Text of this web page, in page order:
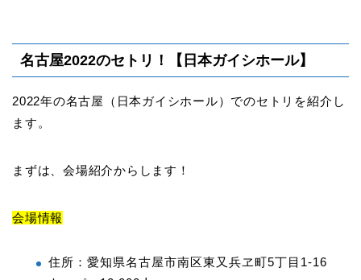
名古屋2022のセトリ！【日本ガイシホール】
2022年の名古屋（日本ガイシホール）でのセトリを紹介し
ます。
まずは、会場紹介からします！
会場情報
住所：愛知県名古屋市南区東又兵ヱ町5丁目1-16